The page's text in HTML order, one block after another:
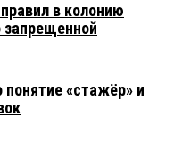
в колонию
«стажёр» и